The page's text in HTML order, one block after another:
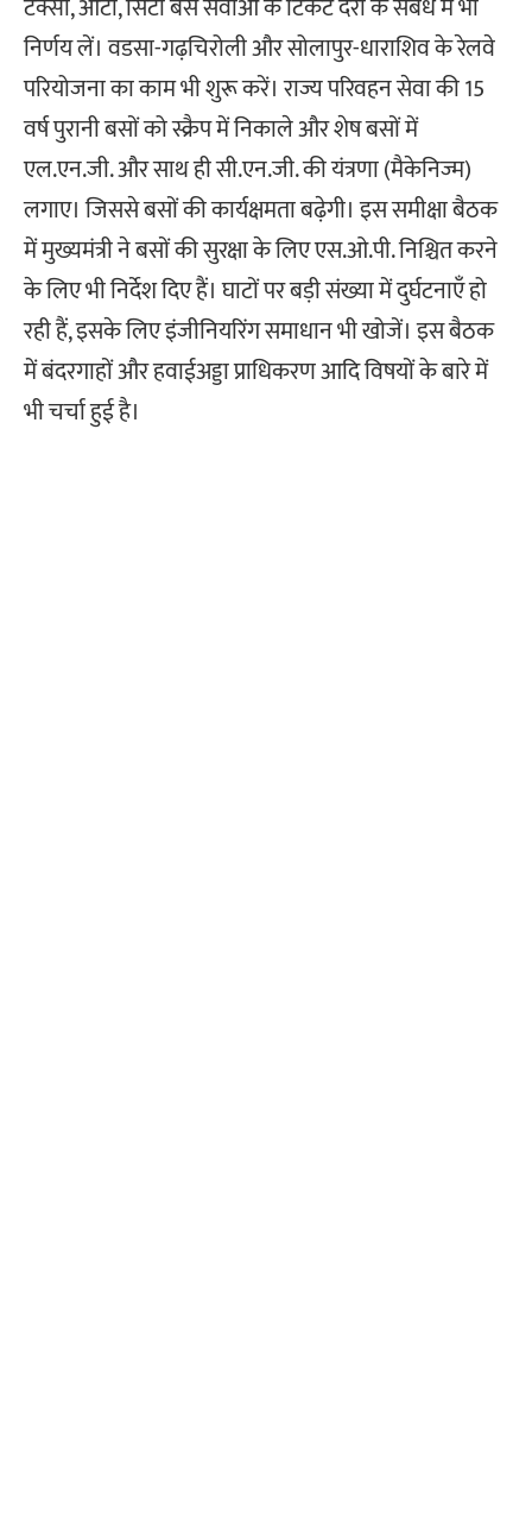
टैक्सी, ऑटो, सिटी बस सेवाओं के टिकट दरों के संबंध में भी
निर्णय लें। वडसा-गढ़चिरोली और सोलापुर-धाराशिव के रेलवे
परियोजना का काम भी शुरू करें। राज्य परिवहन सेवा की 15
वर्ष पुरानी बसों को स्क्रैप में निकाले और शेष बसों में
एल.एन.जी. और साथ ही सी.एन.जी. की यंत्रणा (मैकेनिज्म)
लगाए। जिससे बसों की कार्यक्षमता बढ़ेगी। इस समीक्षा बैठक
में मुख्यमंत्री ने बसों की सुरक्षा के लिए एस.ओ.पी. निश्चित करने
के लिए भी निर्देश दिए हैं। घाटों पर बड़ी संख्या में दुर्घटनाएँ हो
रही हैं, इसके लिए इंजीनियरिंग समाधान भी खोजें। इस बैठक
में बंदरगाहों और हवाईअड्डा प्राधिकरण आदि विषयों के बारे में
भी चर्चा हुई है।